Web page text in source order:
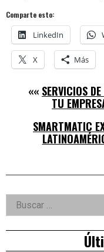
Comparte esto:
LinkedIn
X Más
«« SERVICIOS
TU
SMARTMATIC
Right
Asides
Buscar: